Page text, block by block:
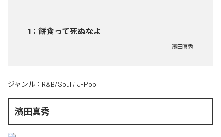
1 ： 餅食って死ぬなよ
濱田真秀
ジャンル： R&B/Soul / J-Pop
濱田真秀